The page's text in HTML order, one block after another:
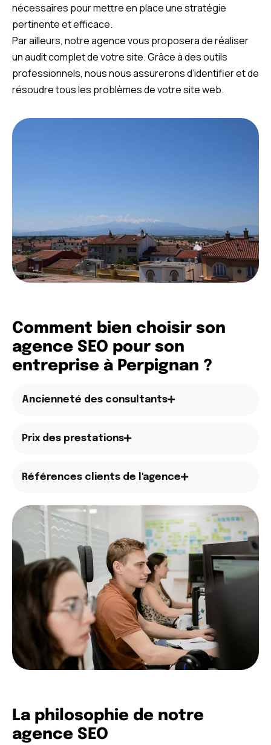
nécessaires pour mettre en place une stratégie
pertinente et efficace.
Par ailleurs, notre agence vous proposera de réaliser
un audit complet de votre site. Grâce à des outils
professionnels, nous nous assurerons d’identifier et de
résoudre tous les problèmes de votre site web.
Comment bien choisir son
agence SEO pour son
entreprise à Perpignan ?
Ancienneté des consultants
Prix des prestations
Références clients de l'agence
La philosophie de notre
agence SEO